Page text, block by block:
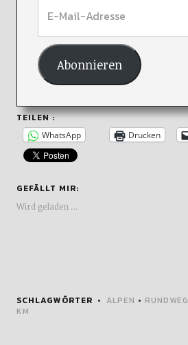
Abonnieren
TEILEN :
WhatsApp Drucken
GEFÄLLT MIR:
Wird geladen …
SCHLAGWÖRTER ALPEN • RUNDWEG
KM